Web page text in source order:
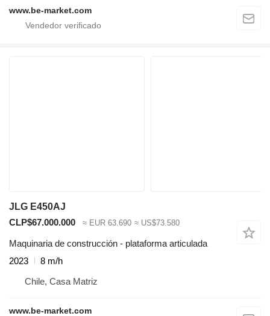
www.be-market.com
JLG E450AJ
CLP$67.000.000
≈ EUR 63.690 ≈ US$73.580
Maquinaria de construcción - plataforma articulada
2023
8 m/h
Chile, Casa Matriz
www.be-market.com